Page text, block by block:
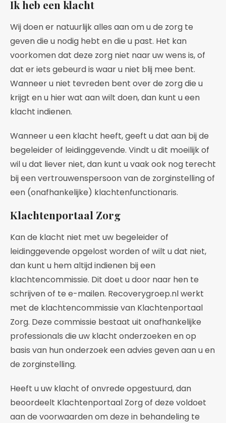
Ik heb een klacht
Wij doen er natuurlijk alles aan om u de zorg te
geven die u nodig hebt en die u past. Het kan
voorkomen dat deze zorg niet naar uw wens is, of
dat er iets gebeurd is waar u niet blij mee bent.
Wanneer u niet tevreden bent over de zorg die u
krijgt en u hier wat aan wilt doen, dan kunt u een
klacht indienen.
Wanneer u een klacht heeft, geeft u dat aan bij de
begeleider of leidinggevende. Vindt u dit moeilijk of
wil u dat liever niet, dan kunt u vaak ook nog terecht
bij een vertrouwenspersoon van de zorginstelling of
een (onafhankelijke) klachtenfunctionaris.
Klachtenportaal Zorg
Kan de klacht niet met uw begeleider of
leidinggevende opgelost worden of wilt u dat niet,
dan kunt u hem altijd indienen bij een
klachtencommissie. Dit doet u door naar hen te
schrijven of te e-mailen. Recoverygroep.nl werkt
met de klachtencommissie van Klachtenportaal
Zorg. Deze commissie bestaat uit onafhankelijke
professionals die uw klacht onderzoeken en op
basis van hun onderzoek een advies geven aan u en
de zorginstelling.
Heeft u uw klacht of onvrede opgestuurd, dan
beoordeelt Klachtenportaal Zorg of deze voldoet
aan de voorwaarden om deze in behandeling te